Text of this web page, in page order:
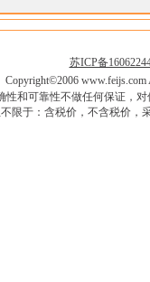
苏ICP备
Copyright©2006 www.feijs.com
和可靠性不做任何保证，
限于：含税价，不含税价，